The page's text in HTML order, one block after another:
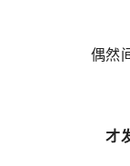
偶然
才